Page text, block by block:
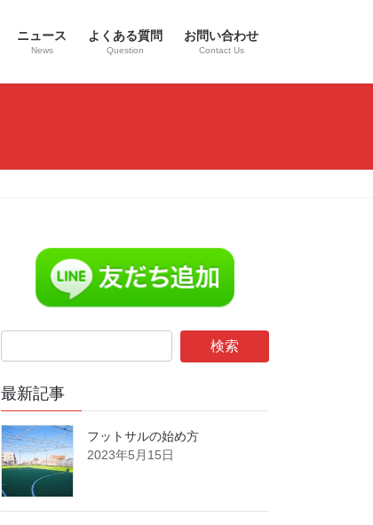
ニュース
News
よくある質問
Question
お問い合わせ
Contact Us
最新記事
フットサルの始め方
2023年5月15日